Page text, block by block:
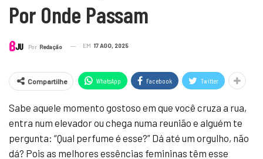
Por Onde Passam
Por Redação EM 17 AGO, 2025
Compartilhe WhatsApp Facebook Twitter
Sabe aquele momento gostoso em que você cruza a rua,
entra num elevador ou chega numa reunião e alguém te
pergunta: “Qual perfume é esse?” Dá até um orgulho, não
dá? Pois as melhores essências femininas têm esse